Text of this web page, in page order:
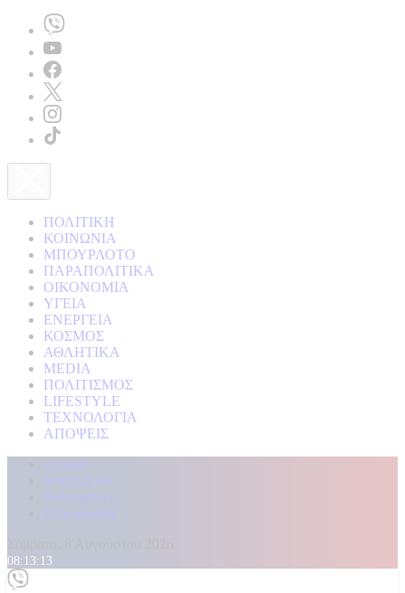
ΠΟΛΙΤΙΚΗ
ΚΟΙΝΩΝΙΑ
ΜΠΟΥΡΛΟΤΟ
ΠΑΡΑΠΟΛΙΤΙΚΑ
ΟΙΚΟΝΟΜΙΑ
ΥΓΕΙΑ
ΕΝΕΡΓΕΙΑ
ΚΟΣΜΟΣ
ΑΘΛΗΤΙΚΑ
MEDIA
ΠΟΛΙΤΙΣΜΟΣ
LIFESTYLE
ΤΕΧΝΟΛΟΓΙΑ
ΑΠΟΨΕΙΣ
Αρχική
Kontra Live
Καταγγελίες
Επικοινωνία
08:13:14